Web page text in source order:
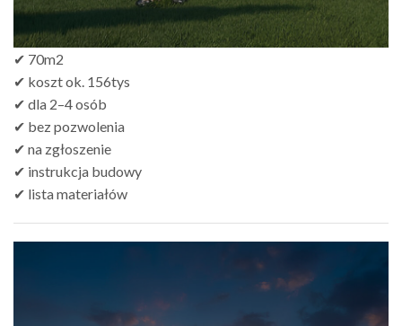
✔ 70m2
✔ koszt ok. 156tys
✔ dla 2–4 osób
✔ bez pozwolenia
✔ na zgłoszenie
✔ instrukcja budowy
✔ lista materiałów